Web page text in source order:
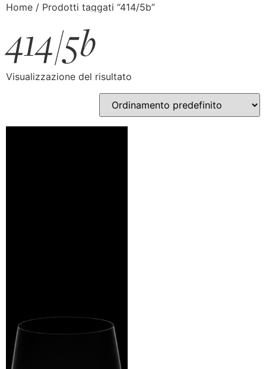
Home / Prodotti taggati “414/5b”
414/5b
Visualizzazione del risultato